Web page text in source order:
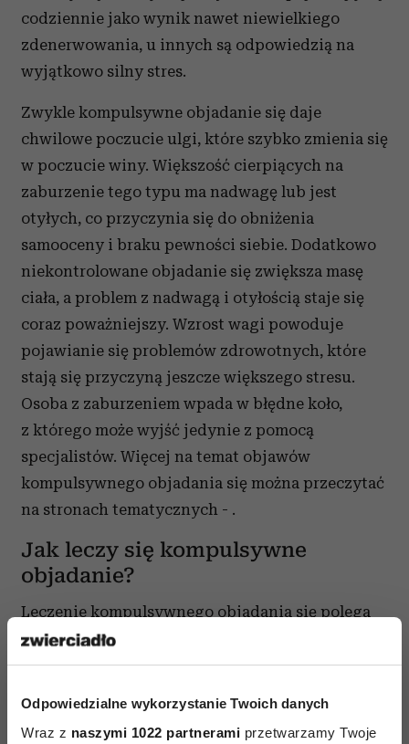
Odpowiedzialne wykorzystanie Twoich danych
Wraz z naszymi 1022 partnerami przetwarzamy Twoje
codziennie jako wynik nawet niewielkiego
zdenerwowania, u innych są odpowiedzią na
wyjątkowo silny stres.
Zwykle kompulsywne objadanie się daje
chwilowe poczucie ulgi, które szybko zmienia się
w poczucie winy. Większość cierpiących na
zaburzenie tego typu ma nadwagę lub jest
otyłych, co przyczynia się do obniżenia
samooceny i braku pewności siebie. Dodatkowo
niekontrolowane objadanie się zwiększa masę
ciała, a problem z nadwagą i otyłością staje się
coraz poważniejszy. Wzrost wagi powoduje
pojawianie się problemów zdrowotnych, które
stają się przyczyną jeszcze większego stresu.
Osoba z zaburzeniem wpada w błędne koło,
z którego może wyjść jedynie z pomocą
specjalistów. Więcej na temat objawów
kompulsywnego objadania się można przeczytać
na stronach tematycznych - .
Jak leczy się kompulsywne
objadanie?
Leczenie kompulsywnego objadania się polega
przede wszystkim na psychoterapii, podczas
której osoba z zaburzeniami odżywiania poznaje